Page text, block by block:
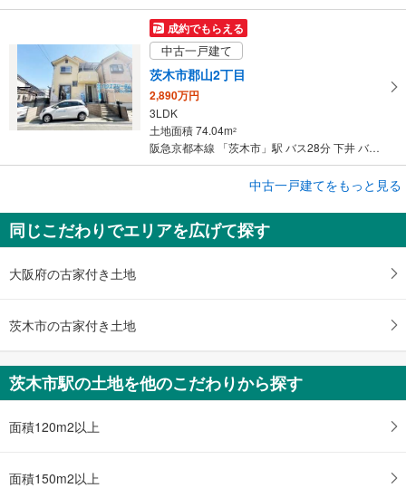
成約でもらえる
中古一戸建て
茨木市郡山2丁目
2,890万円
3LDK
土地面積 74.04m2
阪急京都本線 「茨木市」駅 バス28分 下井 バス停下車 徒歩6分
茨木市山手台4丁目
1,780万円
中古一戸建てをもっと見る
同じこだわりでエリアを広げて探す
大阪府の古家付き土地
茨木市の古家付き土地
茨木市駅の土地を他のこだわりから探す
面積120m2以上
面積150m2以上